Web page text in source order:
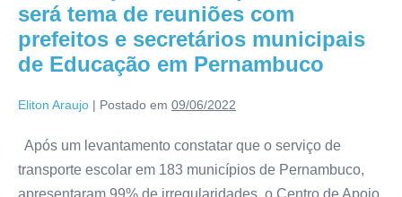
será tema de reuniões com
prefeitos e secretários municipais
de Educação em Pernambuco
Eliton Araujo | Postado em 09/06/2022
Após um levantamento constatar que o serviço de
transporte escolar em 183 municípios de Pernambuco,
apresentaram 99% de irregularidades, o Centro de Apoio